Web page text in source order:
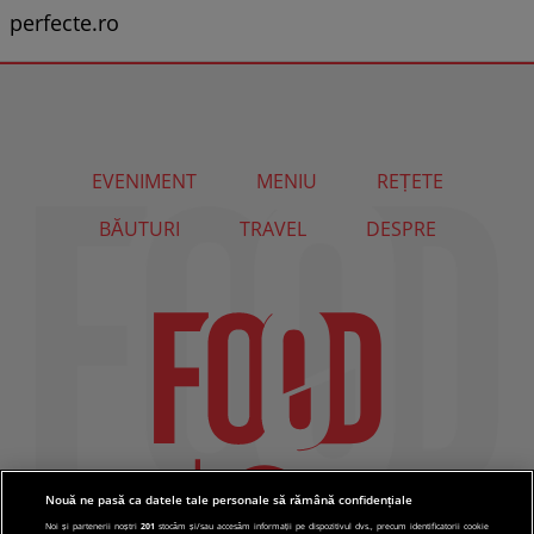
perfecte.ro
EVENIMENT MENIU
REȚETE
BĂUTURI
TRAVEL DESPRE
Nouă ne pasă ca datele tale personale să rămână confidențiale
Noi și partenerii noștri201 stocăm și/sau accesăm informații pe dispozitivul dvs., precum identificatorii cookie